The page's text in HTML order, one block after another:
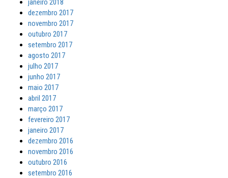
janeiro 2018
dezembro 2017
novembro 2017
outubro 2017
setembro 2017
agosto 2017
julho 2017
junho 2017
maio 2017
abril 2017
março 2017
fevereiro 2017
janeiro 2017
dezembro 2016
novembro 2016
outubro 2016
setembro 2016